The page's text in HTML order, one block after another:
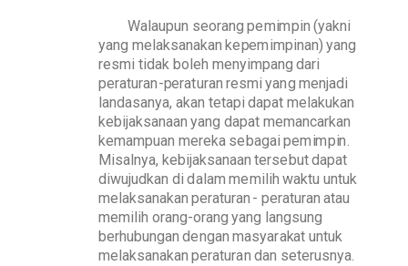
Walaupun seorang pemimpin (yakni
yang melaksanakan kepemimpinan) yang
resmi tidak boleh menyimpang dari
peraturan-peraturan resmi yang menjadi
landasanya, akan tetapi dapat melakukan
kebijaksanaan yang dapat memancarkan
kemampuan mereka sebagai pemimpin.
Misalnya,kebijaksanaan tersebutdapat
diwujudkan di dalam memilih waktu untuk
melaksanakan peraturan - peraturan atau
memilih orang-orang yang langsung
berhubungan dengan masyarakat untuk
melaksanakan peraturan dan seterusnya.